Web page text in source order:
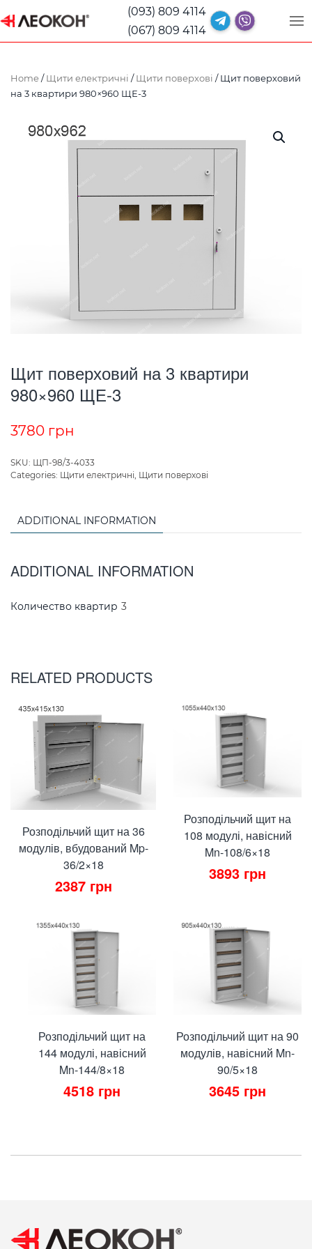
(093) 809 4114
(067) 809 4114
Home/Щити електричні /Щити поверхові / Щит поверховий
на 3 квартири 980×960 ЩЕ-3
Щит поверховий на 3 квартири
980×960 ЩЕ-3
3780 грн
SKU: ЩП-98/3-4033
Categories: Щити електричні Щити поверхові
ADDITIONAL INFORMATION
ADDITIONAL INFORMATION
Количество квартир 3
RELATED PRODUCTS
Розподільчий щит на 36
модулів, вбудований Mp-
36/2×18
2387 грн
Розподільчий щит на
108 модулі, навісний
Mn-108/6×18
3893 грн
Розподільчий щит на
144 модулі, навісний
Mn-144/8×18
4518 грн
Розподільчий щит на 90
модулів, навісний Mn-
90/5×18
3645 грн